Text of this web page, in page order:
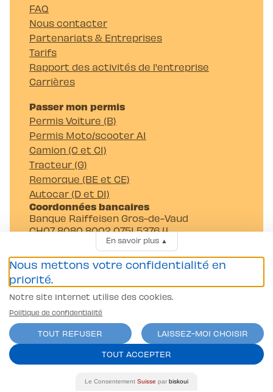
FAQ
Nous contacter
Partenariats & Entreprises
Tarifs
Rapport des activités de l'entreprise
Carrières
Passer mon permis
Permis Voiture (B)
Permis Moto/scooter A1
Camion (C et C1)
Tracteur (G)
Remorque (BE et CE)
Autocar (D et D1)
Coordonnées bancaires
Banque Raiffeisen Gros-de-Vaud
CH07 8080 8002 0751 5376 4
Auto-Moto-Ecole Pittet SA
Av. Juste-Olivier 23 1006 Lausanne
Conditions générales
Politique de confidentialité
ercos.ch
En savoir plus▲
Nous mettons votre confidentialité en
priorité.
Notre site Internet utilise des cookies.
Politique de confidentialité
TOUT REFUSER
LAISSEZ-MOI CHOISIR
TOUT ACCEPTER
Le Consentement Suisse par biskoui